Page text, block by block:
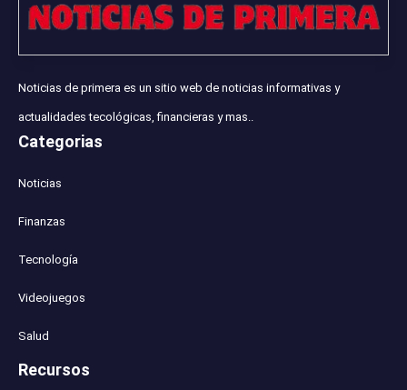
Noticias de primera es un sitio web de noticias informativas y
actualidades tecológicas, financieras y mas..
Categorias
Noticias
Finanzas
Tecnología
Videojuegos
Salud
Recursos